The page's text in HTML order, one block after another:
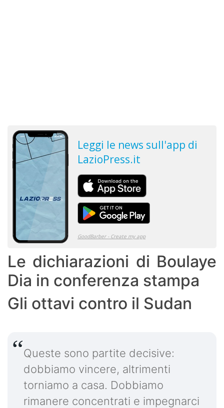
Le dichiarazioni di Boulaye
Dia in conferenza stampa
Gli ottavi contro il Sudan
Queste sono partite decisive:
dobbiamo vincere, altrimenti
torniamo a casa. Dobbiamo
rimanere concentrati e impegnarci